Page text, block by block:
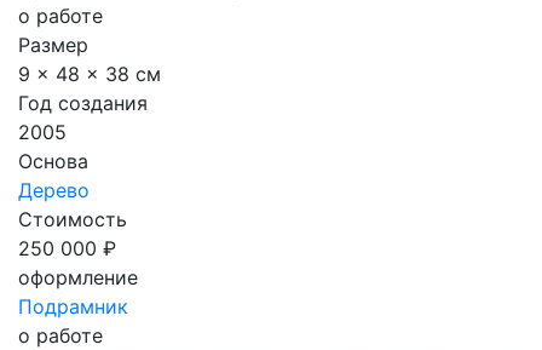
о работе
Размер
9 x 48 x 38 см
Год создания
2005
Основа
Дерево
Стоимость
250 000 ₽
оформление
Подрамник
о работе